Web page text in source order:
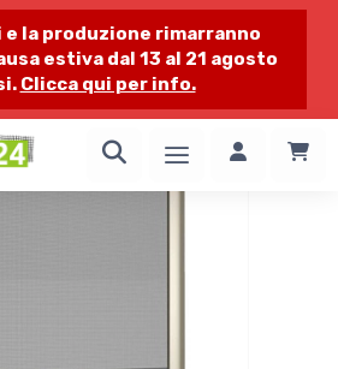
la produzione rimarranno
estiva dal 13 al 21 agosto
Clicca qui per info.